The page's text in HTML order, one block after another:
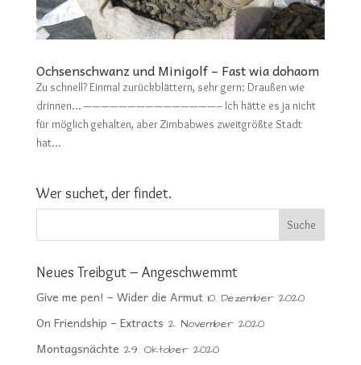
Ochsenschwanz und Minigolf – Fast wia dohaom
Zu schnell? Einmal zurückblättern, sehr gern: Draußen wie
drinnen… ———————————————– Ich hätte es ja nicht
für möglich gehalten, aber Zimbabwes zweitgrößte Stadt
hat...
Wer suchet, der findet.
Neues Treibgut – Angeschwemmt
Give me pen! – Wider die Armut 10. Dezember 2020
On Friendship – Extracts 2. November 2020
Montagsnächte 29. Oktober 2020